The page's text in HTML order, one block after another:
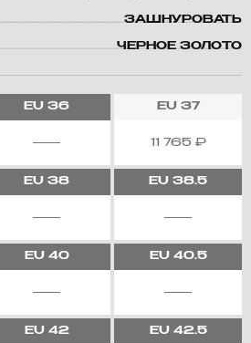
ЗАШНУРОВАТЬ
ЧЕРНОЕ ЗОЛОТО
EU 36 EU37
11 765 ₽
EU 38 EU 38.5
EU40 EU40.5
EU42 EU42.5